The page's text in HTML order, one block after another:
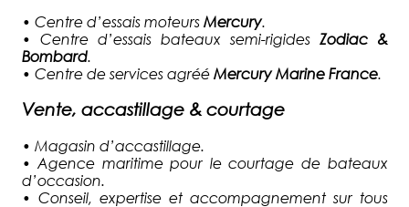
• Centre d’essais moteurs Mercury.
•
Centre d’essais bateaux semi-rigides Zodiac &
Bombard.
• Centre de services agréé Mercury Marine France.
Vente, accastillage & courtage
• Magasin d’accastillage.
• Agence maritime pour le courtage de bateaux
d’occasion.
• Conseil, expertise et accompagnement sur tous